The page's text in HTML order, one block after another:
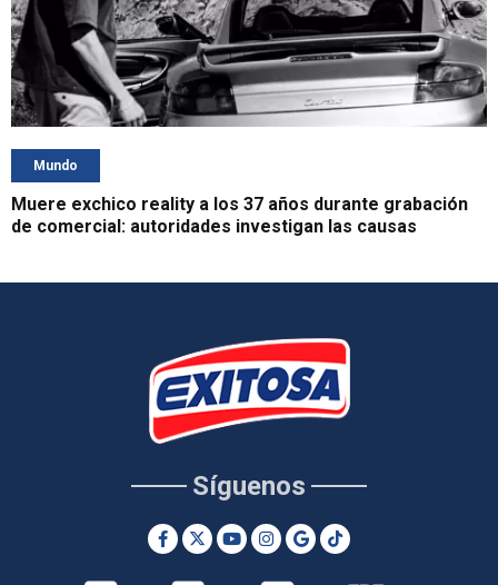
Mundo
Muere exchico reality a los 37 años durante grabación
de comercial: autoridades investigan las causas
Síguenos